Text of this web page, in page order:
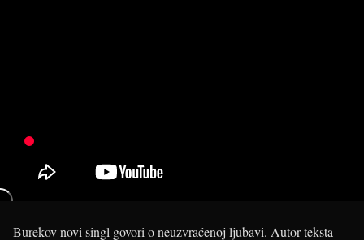
Burekov novi singl govori o neuzvraćenoj ljubavi. Autor teksta